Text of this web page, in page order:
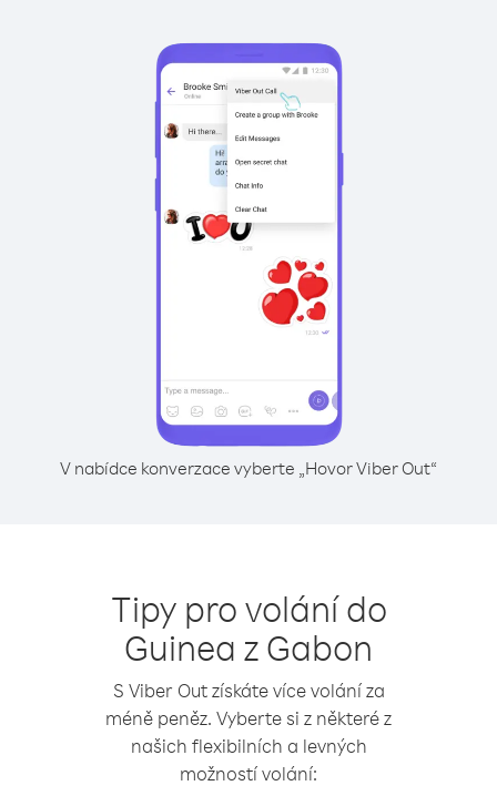
V nabídce konverzace vyberte „Hovor Viber Out“
Tipy pro volání do
Guinea z Gabon
S Viber Out získáte více volání za
méně peněz. Vyberte si z některé z
našich flexibilních a levných
možností volání: